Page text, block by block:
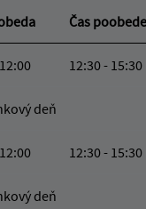
Čas poobede
12:30 - 15:30
deň
12:30 - 15:30
deň